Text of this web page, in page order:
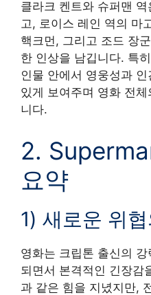
클라크 켄트와 슈퍼맨
고, 로이스 레인 역의 마
핵크먼, 그리고 조드 장
한 인상을 남깁니다. 특
인물 안에서 영웅성과
있게 보여주며 영화 전
니다.
2.
요약
1) 새로운 위
영화는 크립톤 출신의
되면서 본격적인 긴장감
과 같은 힘을 지녔지만,